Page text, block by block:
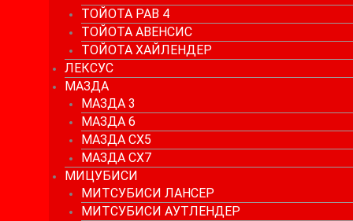
ТОЙОТА РАВ 4
ТОЙОТА АВЕНСИС
ТОЙОТА ХАЙЛЕНДЕР
ЛЕКСУС
МАЗДА
МАЗДА 3
МАЗДА 6
МАЗДА СХ5
МАЗДА СХ7
МИЦУБИСИ
МИТСУБИСИ ЛАНСЕР
МИТСУБИСИ АУТЛЕНДЕР